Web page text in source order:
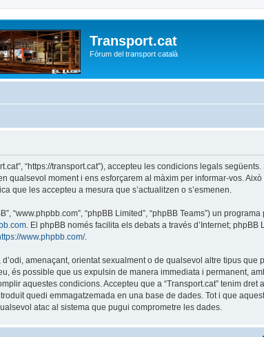
Transport.cat
Fòrum del transport català
“https://transport.cat”), accepteu les condicions legals
qualsevol moment i ens esforçarem al màxim per informar-vos.
que les accepteu a mesura que s’actualitzen o s’esmenen.
“www.phpbb.com”, “phpBB Limited”, “phpBB Teams”) un
. El phpBB només facilita els debats a través d’Internet;
www.phpbb.com/.
amenaçant, orientat sexualment o de qualsevol altre tipus
és possible que us expulsin de manera immediata i permanent,
aquestes condicions. Accepteu que a “Transport.cat” tenim
quedi emmagatzemada en una base de dades. Tot i que
atac al sistema que pugui comprometre les dades.